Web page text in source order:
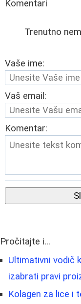
Komentari
Trenutno
Vaše ime:
Vaš email:
Komentar:
Pročitajte i...
Ultimativni vodič
izabrati pravi
Kolagen za lice i